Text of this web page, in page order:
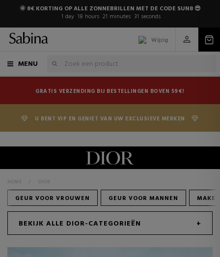
🌞 8€ KORTING OP ALLE ZONNEBRILLEN MET DE CODE SUN8 😎
1 day 18 hours 21 minutes 30 seconds
Wijzig
MENU
GRATIS VERZENDING BIJ BESTELLINGEN BOVEN 59€!
U BENT VIP EN GENIET VAN UW EXCLUSIEVE MERKEN
HOME > DIOR
GEUR VOOR VROUWEN GEUR VOOR MANNEN MAKE-
BEKIJK ALLE DIOR-CATEGORIEËN